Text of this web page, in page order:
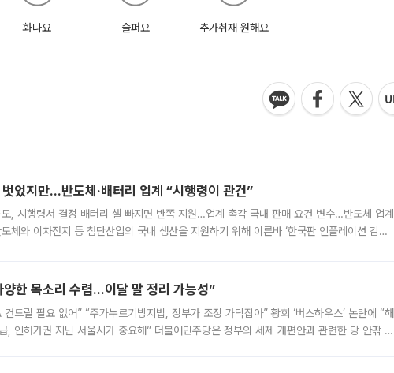
화나요 슬퍼요 추가취재 원해요
벗었지만…반도체·배터리 업계 “시행령이 관건”
모, 시행령서 결정 배터리 셀 빠지면 반쪽 지원…업계 촉각 국내 판매 요건 변수…반도체 업계
체와 이차전지 등 첨단산업의 국내 생산을 지원하기 위해 이른바 ‘한국판 인플레이션 감축
한 목소리 수렴…이달 말 정리 가능성”
드릴 필요 없어” “주가누르기방지법, 정부가 조정 가닥잡아” 황희 ‘버스하우스’ 논란에 “해
, 인허가권 지닌 서울시가 중요해” 더불어민주당은 정부의 세제 개편안과 관련한 당 안팎 의